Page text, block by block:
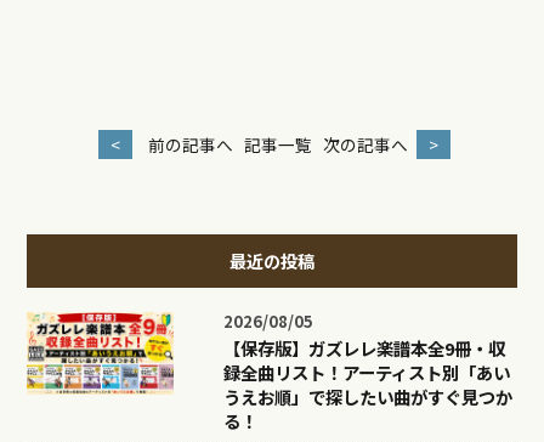
< 前の記事へ 記事一覧 次の記事へ >
最近の投稿
2026/08/05
【保存版】ガズレレ楽譜本全9冊・収
録全曲リスト！アーティスト別「あい
うえお順」で探したい曲がすぐ見つか
る！